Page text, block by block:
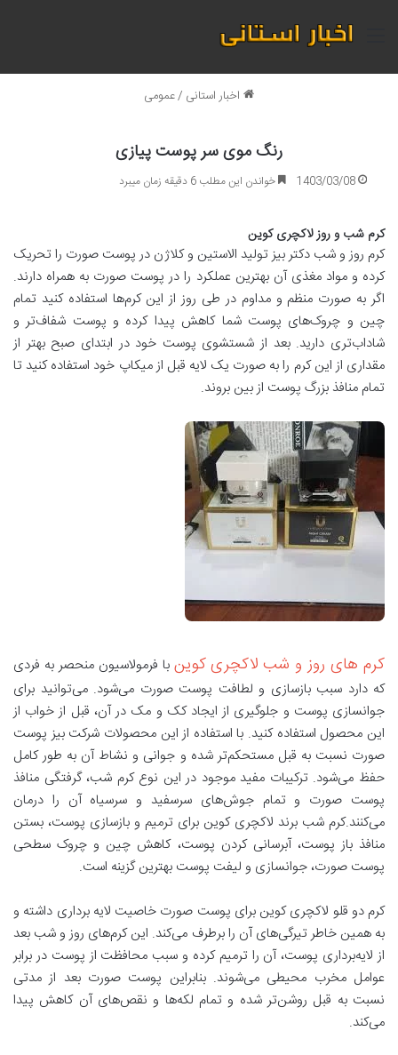
منو
اخبار استانی /عمومی
رنگ موی سر پوست پیازی
1403/03/08 خواندن این مطلب 6 دقیقه زمان میبرد
کرم شب و روز لاکچری کوین
کرم روز و شب دکتر بیز تولید الاستین و کلاژن در پوست صورت را تحریک
کرده و مواد مغذی آن بهترین عملکرد را در پوست صورت به همراه دارند.
اگر به صورت منظم و مداوم در طی روز از این کرم‌ها استفاده کنید تمام
چین و چروک‌های پوست شما کاهش پیدا کرده و پوست شفاف‌تر و
شاداب‌تری دارید. بعد از شستشوی پوست خود در ابتدای صبح بهتر از
مقداری از این کرم را به صورت یک لایه قبل از میکاپ خود استفاده کنید تا
تمام منافذ بزرگ پوست از بین بروند.
کرم های روز و شب لاکچری کوین با فرمولاسیون منحصر به فردی
که دارد سبب بازسازی و لطافت پوست صورت می‌شود. می‌توانید برای
جوانسازی پوست و جلوگیری از ایجاد کک و مک در آن، قبل از خواب از
این محصول استفاده کنید. با استفاده از این محصولات شرکت بیز پوست
صورت نسبت به قبل مستحکم‌تر شده و جوانی و نشاط آن به طور کامل
حفظ می‌شود. ترکیبات مفید موجود در این نوع کرم شب، گرفتگی منافذ
پوست صورت و تمام جوش‌های سرسفید و سرسیاه آن را درمان
می‌کنند.کرم شب برند لاکچری کوین برای ترمیم و بازسازی پوست، بستن
منافذ باز پوست، آبرسانی کردن پوست، کاهش چین و چروک سطحی
پوست صورت، جوانسازی و لیفت پوست بهترین گزینه است.
کرم دو قلو لاکچری کوین برای پوست صورت خاصیت لایه برداری داشته و
به همین خاطر تیرگی‌های آن را برطرف می‌کند.‌ این کرم‌های روز و شب بعد
از لایه‌برداری پوست، آن را ترمیم کرده و سبب محافظت از پوست در برابر
عوامل مخرب محیطی می‌شوند. بنابراین پوست صورت بعد از مدتی
نسبت به قبل روشن‌تر شده و تمام لکه‌ها و نقص‌های آن کاهش پیدا
می‌کند.